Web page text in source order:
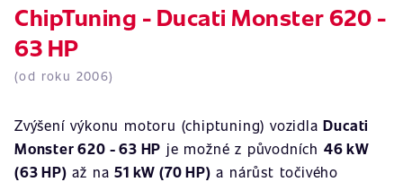
ChipTuning - Ducati Monster 620 -
63 HP
(od roku 2006)
Zvýšení výkonu motoru (chiptuning) vozidlaDucati
Monster 620 - 63 HP je možné z původních 46 kW
(63 HP) až na51 kW (70 HP) a nárůst točivého